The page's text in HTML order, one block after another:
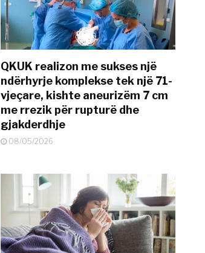
QKUK realizon me sukses një
ndërhyrje komplekse tek një 71-
vjeçare, kishte aneurizëm 7 cm
me rrezik për rupturë dhe
gjakderdhje
08/05/2026